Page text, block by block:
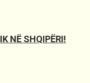
NË SHQIPËRI!